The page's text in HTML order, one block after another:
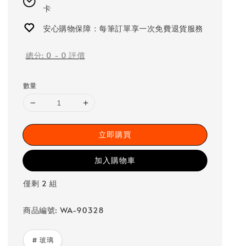
卡
安心購物保障：每筆訂單享一次免費退貨服務
總分: 0 - 0 評價
數量
立即購買
加入購物車
僅剩 2 組
商品編號: WA-90328
# 玻璃